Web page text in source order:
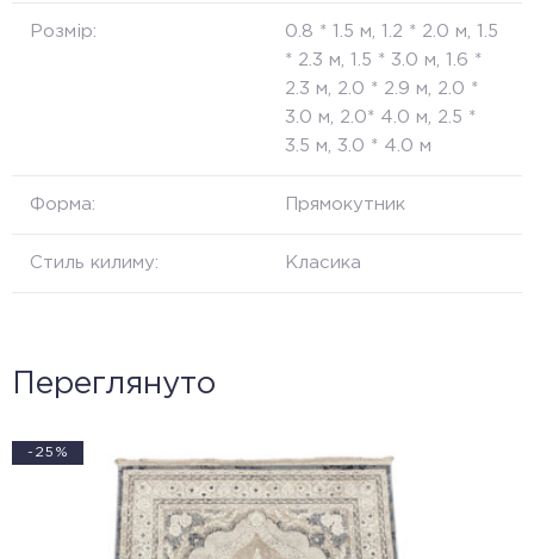
Розмір:
0.8 * 1.5 м, 1.2 * 2.0 м, 1.5
* 2.3 м, 1.5 * 3.0 м, 1.6 *
2.3 м, 2.0 * 2.9 м, 2.0 *
3.0 м, 2.0* 4.0 м, 2.5 *
3.5 м, 3.0 * 4.0 м
Форма: Прямокутник
Стиль килиму: Класика
Переглянуто
-25%